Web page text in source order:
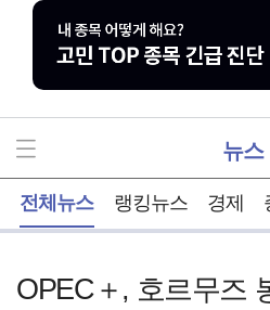
뉴스
전체뉴스 랭킹뉴스 경제
OPEC＋, 호르무즈